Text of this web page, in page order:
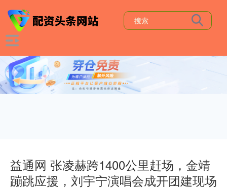
益通网 张凌赫跨1400公里赶场，金靖
蹦跳应援，刘宇宁演唱会成开团建现场